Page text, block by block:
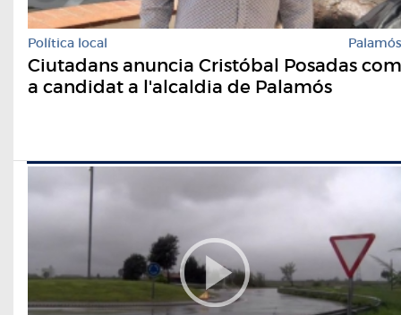
Política local Palamós
Ciutadans anuncia Cristóbal Posadas com
a candidat a l'alcaldia de Palamós